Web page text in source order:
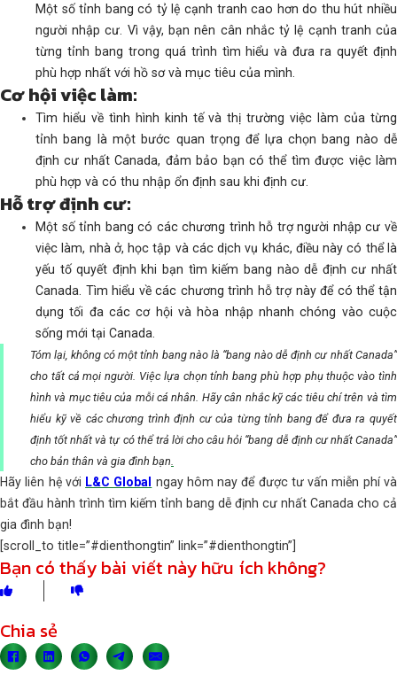
Một số tỉnh bang có tỷ lệ cạnh tranh cao hơn do thu hút nhiều
người nhập cư. Vì vậy, bạn nên cân nhắc tỷ lệ cạnh tranh của
từng tỉnh bang trong quá trình tìm hiểu và đưa ra quyết định
phù hợp nhất với hồ sơ và mục tiêu của mình.
Cơ hội việc làm:
Tìm hiểu về tình hình kinh tế và thị trường việc làm của từng
tỉnh bang là một bước quan trọng để lựa chọn bang nào dễ
định cư nhất Canada, đảm bảo bạn có thể tìm được việc làm
phù hợp và có thu nhập ổn định sau khi định cư.
Hỗ trợ định cư:
Một số tỉnh bang có các chương trình hỗ trợ người nhập cư về
việc làm, nhà ở, học tập và các dịch vụ khác, điều này có thể là
yếu tố quyết định khi bạn tìm kiếm bang nào dễ định cư nhất
Canada. Tìm hiểu về các chương trình hỗ trợ này để có thể tận
dụng tối đa các cơ hội và hòa nhập nhanh chóng vào cuộc
sống mới tại Canada.
Tóm lại, không có một tỉnh bang nào là “bang nào dễ định cư nhất Canada”
cho tất cả mọi người. Việc lựa chọn tỉnh bang phù hợp phụ thuộc vào tình
hình và mục tiêu của mỗi cá nhân. Hãy cân nhắc kỹ các tiêu chí trên và tìm
hiểu kỹ về các chương trình định cư của từng tỉnh bang để đưa ra quyết
định tốt nhất và tự có thể trả lời cho câu hỏi “bang dễ định cư nhất Canada”
cho bản thân và gia đình bạn.
Hãy liên hệ với L&C Global
ngay hôm nay để được tư vấn miễn phí và
bắt đầu hành trình tìm kiếm tỉnh bang dễ định cư nhất Canada cho cả
gia đình bạn!
[scroll_to title=”#dienthongtin” link=”#dienthongtin”]
Bạn có thấy bài viết này hữu ích không?
Chia sẻ